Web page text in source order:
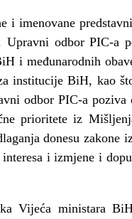
i imenovane
odbor PIC-a
i međunarodnih
institucije BiH, kao
odbor PIC-a poziva
prioritete iz
donesu
i izmjene i
Vijeća ministara